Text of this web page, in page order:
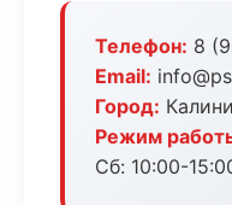
Телефон: 8
Email:
Город:
Режим
Сб: 10:00-